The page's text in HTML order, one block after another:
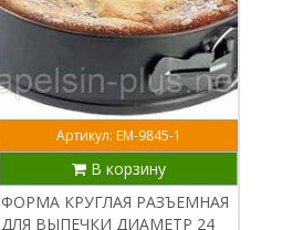
Артикул: ЕМ-9845-1
В корзину
ФОРМА КРУГЛАЯ РАЗЪЕМНАЯ
ДЛЯ ВЫПЕЧКИ ДИАМЕТР 24